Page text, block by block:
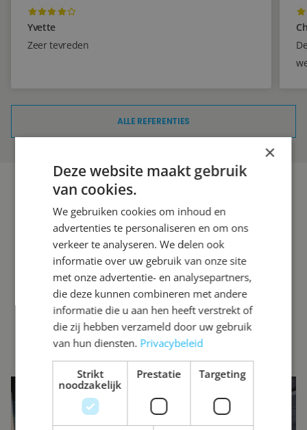
Contact
Yvette
Zeer tevreden
ALLE REFERENTIES
INTERESSE?NEEM VOOR MEER INFORMATIE
CONTACT OP.
×
Deze website maakt gebruik
van cookies.
We gebruiken cookies om inhoud en
advertenties te personaliseren en om ons
verkeer te analyseren. We delen ook
informatie over uw gebruik van onze site
met onze advertentie- en analysepartners,
die deze kunnen combineren met andere
informatie die u aan hen heeft verstrekt of
die zij hebben verzameld door uw gebruik
van hun diensten. Privacybeleid
Strikt
noodzakelijk
Prestatie Targeting